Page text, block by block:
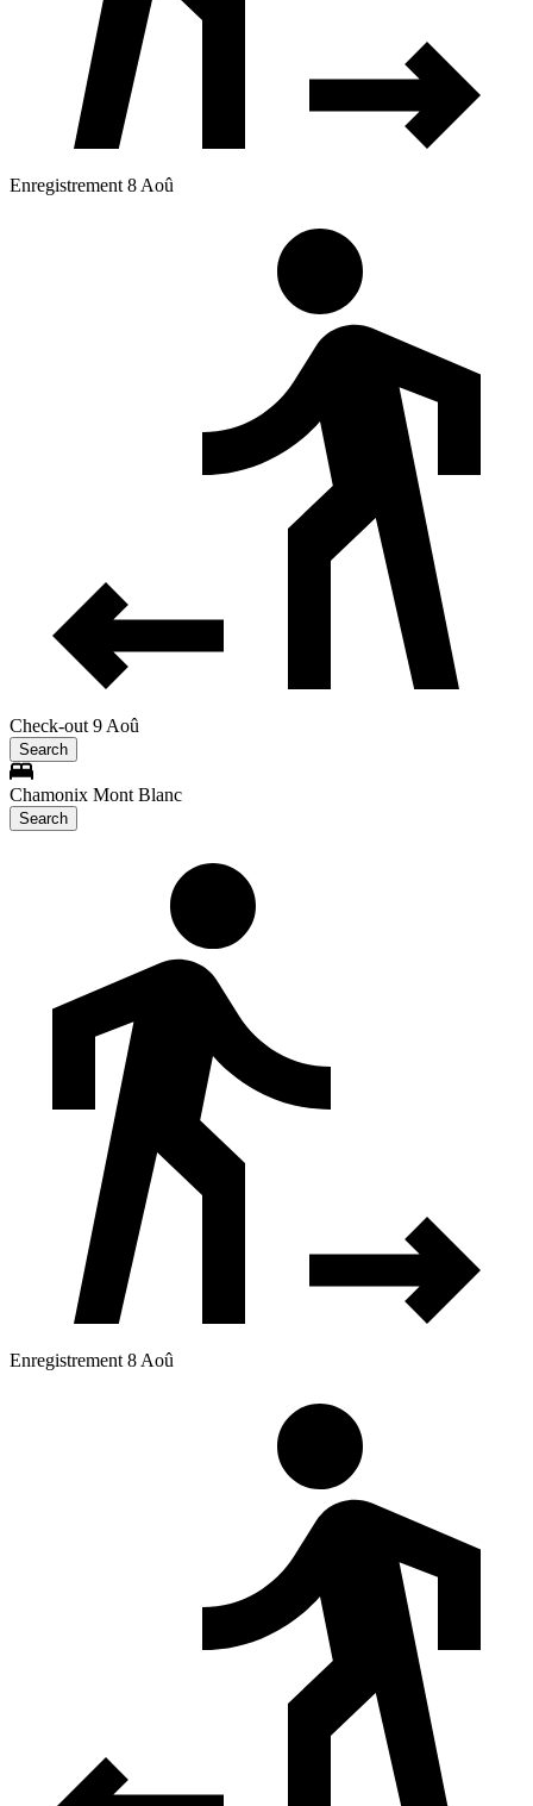
Enregistrement 8 Aoû
Check-out 9 Aoû
Search
Chamonix Mont Blanc
Search
Enregistrement 8 Aoû